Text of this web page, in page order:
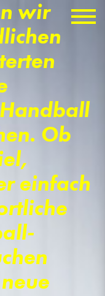
wir
Ob
einfach